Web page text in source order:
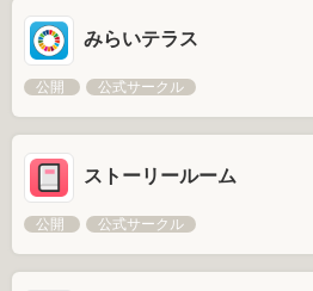
みらいテラス
公開 公式サークル
ストーリールーム
公開 公式サークル